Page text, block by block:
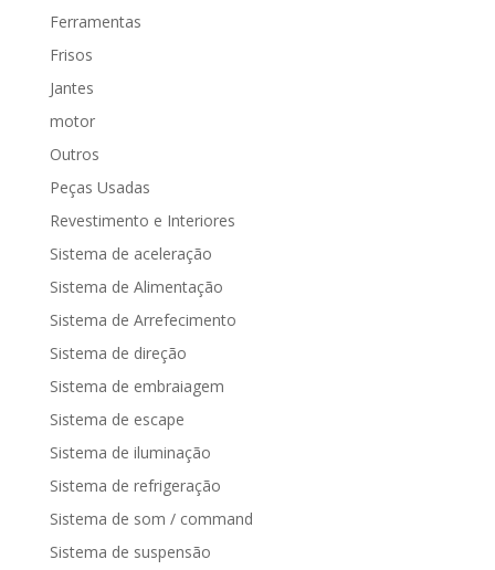
Ferramentas
Frisos
Jantes
motor
Outros
Peças Usadas
Revestimento e Interiores
Sistema de aceleração
Sistema de Alimentação
Sistema de Arrefecimento
Sistema de direção
Sistema de embraiagem
Sistema de escape
Sistema de iluminação
Sistema de refrigeração
Sistema de som / command
Sistema de suspensão